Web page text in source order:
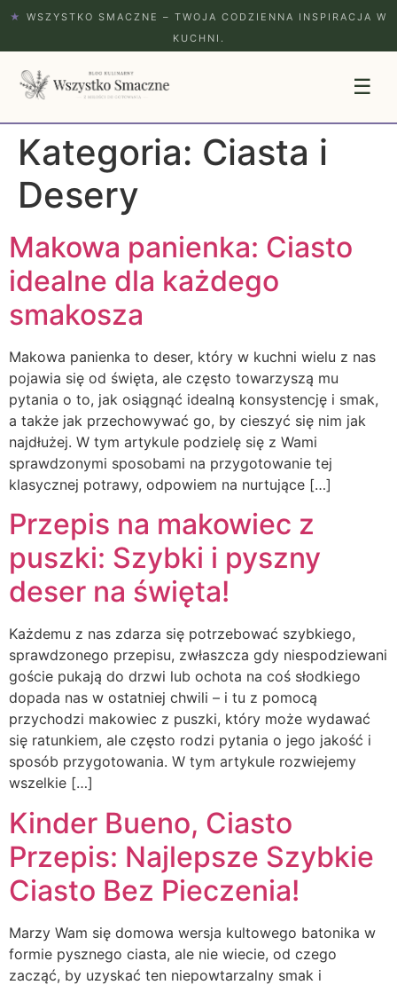
★
WSZYSTKO SMACZNE – TWOJA CODZIENNA INSPIRACJA W
KUCHNI.
☰
Kategoria: Ciasta i
Desery
Makowa panienka: Ciasto
idealne dla każdego
smakosza
Makowa panienka to deser, który w kuchni wielu z nas
pojawia się od święta, ale często towarzyszą mu
pytania o to, jak osiągnąć idealną konsystencję i smak,
a także jak przechowywać go, by cieszyć się nim jak
najdłużej. W tym artykule podzielę się z Wami
sprawdzonymi sposobami na przygotowanie tej
klasycznej potrawy, odpowiem na nurtujące […]
Przepis na makowiec z
puszki: Szybki i pyszny
deser na święta!
Każdemu z nas zdarza się potrzebować szybkiego,
sprawdzonego przepisu, zwłaszcza gdy niespodziewani
goście pukają do drzwi lub ochota na coś słodkiego
dopada nas w ostatniej chwili – i tu z pomocą
przychodzi makowiec z puszki, który może wydawać
się ratunkiem, ale często rodzi pytania o jego jakość i
sposób przygotowania. W tym artykule rozwiejemy
wszelkie […]
Kinder Bueno, Ciasto
Przepis: Najlepsze Szybkie
Ciasto Bez Pieczenia!
Marzy Wam się domowa wersja kultowego batonika w
formie pysznego ciasta, ale nie wiecie, od czego
zacząć, by uzyskać ten niepowtarzalny smak i